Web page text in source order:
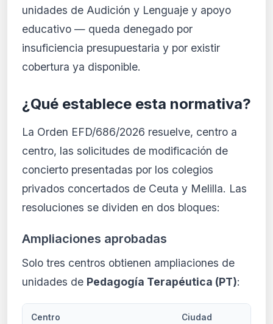
unidades de Audición y Lenguaje y apoyo
educativo — queda denegado por
insuficiencia presupuestaria y por existir
cobertura ya disponible.
¿Qué establece esta normativa?
La Orden EFD/686/2026 resuelve, centro a
centro, las solicitudes de modificación de
concierto presentadas por los colegios
privados concertados de Ceuta y Melilla. Las
resoluciones se dividen en dos bloques:
Ampliaciones aprobadas
Solo tres centros obtienen ampliaciones de
unidades de Pedagogía Terapéutica (PT):
Centro Ciudad